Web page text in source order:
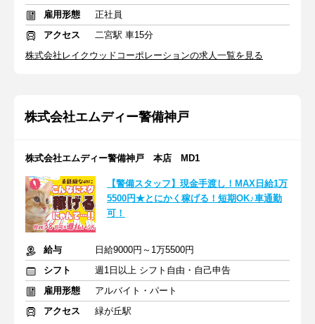
雇用形態
正社員
アクセス
二宮駅 車15分
株式会社レイクウッドコーポレーションの求人一覧を見る
株式会社エムディー警備神戸
株式会社エムディー警備神戸 本店 MD1
【警備スタッフ】現金手渡し！MAX日給1万
5500円★とにかく稼げる！短期OK♪車通勤
可！
給与
日給9000円～1万5500円
シフト
週1日以上 シフト自由・自己申告
雇用形態
アルバイト・パート
アクセス
緑が丘駅